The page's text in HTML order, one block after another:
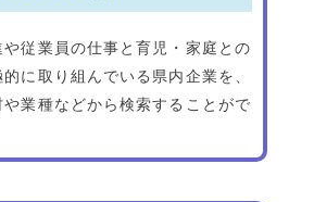
従業員の仕事と育児・家庭との
に取り組んでいる県内企業を、
業種などから検索することがで